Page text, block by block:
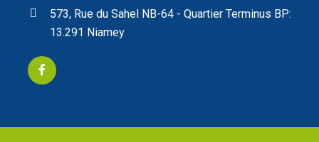
573, Rue du Sahel NB-64 - Quartier Terminus BP:
13.291 Niamey